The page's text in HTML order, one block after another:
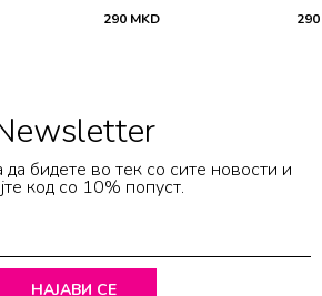
290 MKD 290
да бидете во тек со сите новости и
код со 10% попуст.
НАЈАВИ СЕ